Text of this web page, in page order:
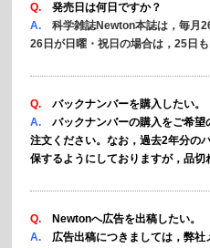
Q.発売日は何日ですか？
A.科学雑誌Newton本誌は，毎月26
26日が日曜・祝日の場合は，25日
Q.
バックナンバーを購入したい。
A.バックナンバーの購入をご希望
注文ください。なお，過去2年分の
保するようにしておりますが，品切
Q.Newtonへ広告を出稿したい。
A.広告出稿につきましては，弊社